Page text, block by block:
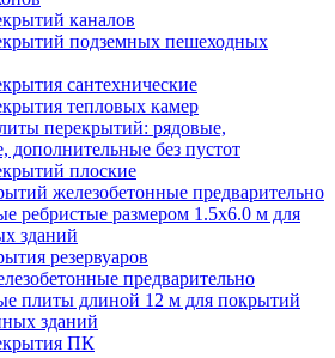
каналов
подземных пешеходных
сантехнические
тепловых камер
перекрытий: рядовые,
дополнительные без пустот
плоские
железобетонные предварительно
ребристые размером 1.5х6.0 м для
зданий
резервуаров
предварительно
плиты длиной 12 м для покрытий
зданий
ПК